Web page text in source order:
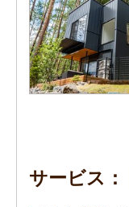
サービス